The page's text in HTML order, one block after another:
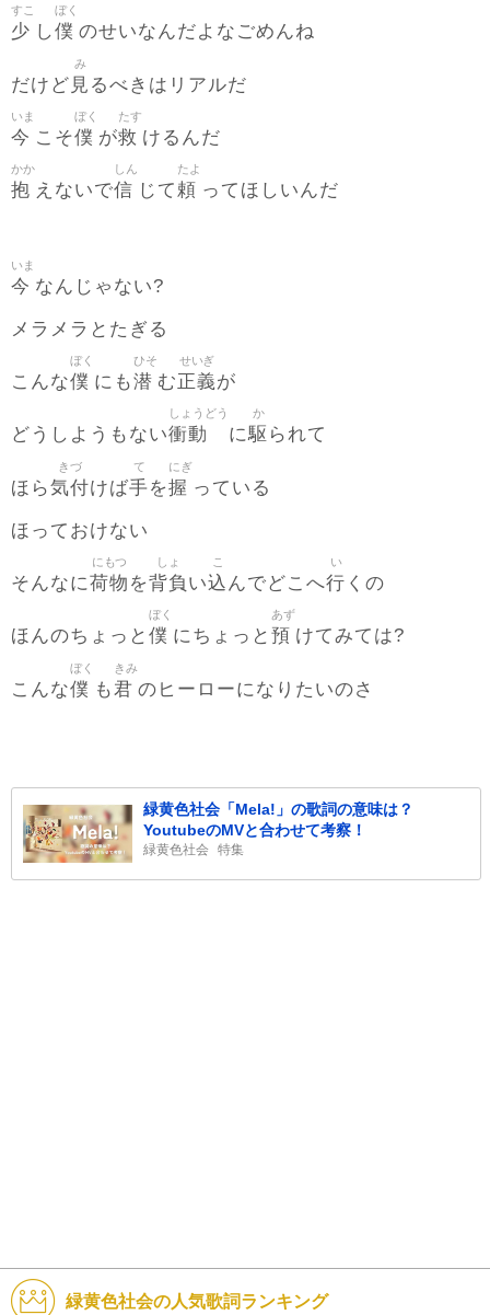
少
すこ
し僕
ぼく
のせいなんだよなごめんね
だけど 見
み
るべきはリアルだ
今
いま
こそ僕
ぼく
が救
たす
けるんだ
抱
かか
えないで信
しん
じて頼
たよ
ってほしいんだ
今
いま
なんじゃない?
メラメラとたぎる
こんな僕
ぼく
にも潜
ひそ
む正義
せいぎ
が
どうしようもない衝動
しょうどう
に駆
か
られて
ほら気付
きづ
けば手
て
を握
にぎ
っている
ほっておけない
そんなに荷物
にもつ
を背負
しょ
い込
こ
んでどこへ行
い
くの
ほんのちょっと 僕
ぼく
にちょっと 預
あず
けてみては?
こんな僕
ぼく
も君
きみ
のヒーローになりたいのさ
緑黄色社会「Mela!」の歌詞の意味は？
YoutubeのMVと合わせて考察！
緑黄色社会 特集
緑黄色社会の人気歌詞ランキング